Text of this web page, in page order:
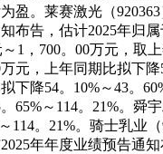
盈。莱赛激光（
告，估计2025年归
1，700。00万元，取
元，上年同期比拟下
降54。10%～43。
～114。21%。舜
。21%。骑士乳业
年年度业绩预告通